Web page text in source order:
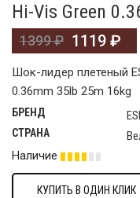
Hi-Vis Green
1399₽ 1119 ₽
Шок-лидер плетеный
0.36mm 35lb 25m 16kg
БРЕНД
СТРАНА
Наличие
КУПИТЬ В ОДИН КЛИК